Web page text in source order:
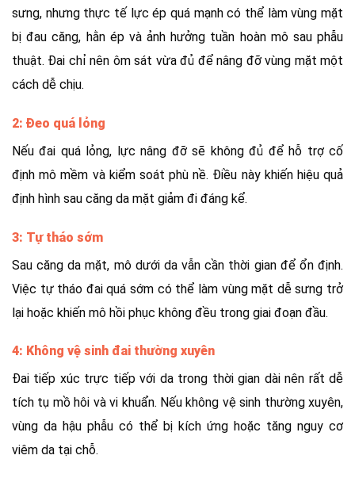
sưng, nhưng thực tế lực ép quá mạnh có thể làm vùng mặt
bị đau căng, hằn ép và ảnh hưởng tuần hoàn mô sau phẫu
thuật. Đai chỉ nên ôm sát vừa đủ để nâng đỡ vùng mặt một
cách dễ chịu.
2: Đeo quá lỏng
Nếu đai quá lỏng, lực nâng đỡ sẽ không đủ để hỗ trợ cố
định mô mềm và kiểm soát phù nề. Điều này khiến hiệu quả
định hình sau căng da mặt giảm đi đáng kể.
3: Tự tháo sớm
Sau căng da mặt, mô dưới da vẫn cần thời gian để ổn định.
Việc tự tháo đai quá sớm có thể làm vùng mặt dễ sưng trở
lại hoặc khiến mô hồi phục không đều trong giai đoạn đầu.
4: Không vệ sinh đai thường xuyên
Đai tiếp xúc trực tiếp với da trong thời gian dài nên rất dễ
tích tụ mồ hôi và vi khuẩn. Nếu không vệ sinh thường xuyên,
vùng da hậu phẫu có thể bị kích ứng hoặc tăng nguy cơ
viêm da tại chỗ.